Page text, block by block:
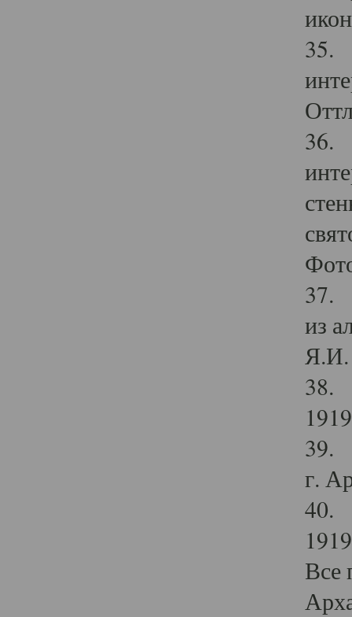
35.
36.
37.
из
Я.И.
38.
39.
г.
40.
Все